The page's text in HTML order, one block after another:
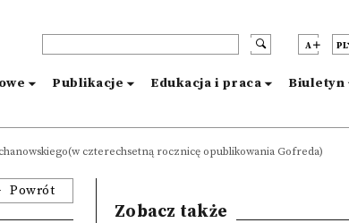
A PL
Publikacje Edukacja i praca Biuletyn
czterechsetną rocznicę opublikowania Gofreda)
Powrót
Zobacz także